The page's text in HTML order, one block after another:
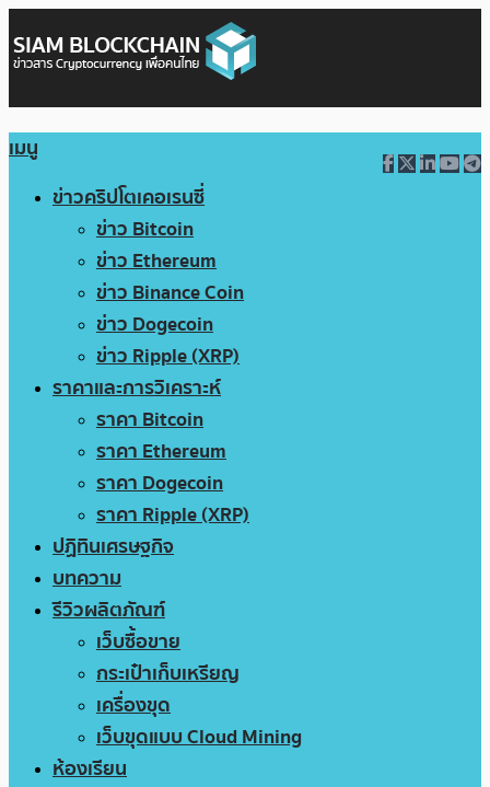
เมนู
ข่าวคริปโตเคอเรนซี่
ข่าว Bitcoin
ข่าว Ethereum
ข่าว Binance Coin
ข่าว Dogecoin
ข่าว Ripple (XRP)
ราคาและการวิเคราะห์
ราคา Bitcoin
ราคา Ethereum
ราคา Dogecoin
ราคา Ripple (XRP)
ปฏิทินเศรษฐกิจ
บทความ
รีวิวผลิตภัณฑ์
เว็บซื้อขาย
กระเป๋าเก็บเหรียญ
เครื่องขุด
เว็บขุดแบบ Cloud Mining
ห้องเรียน